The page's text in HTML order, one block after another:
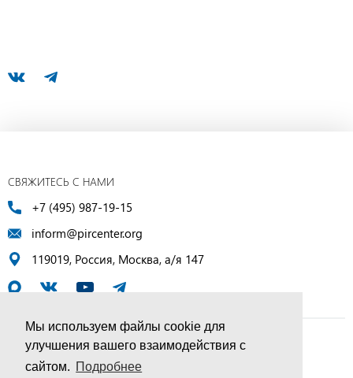
Мы используем файлы cookie для
улучшения вашего взаимодействия с
сайтом. Подробнее
СВЯЖИТЕСЬ С НАМИ
+7 (495) 987-19-15
inform@pircenter.org
119019, Россия, Москва, а/я 147
© ПИР-Центр, 1994–2025 | Все права защищены